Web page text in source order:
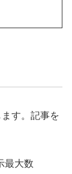
す。記事を
最大数